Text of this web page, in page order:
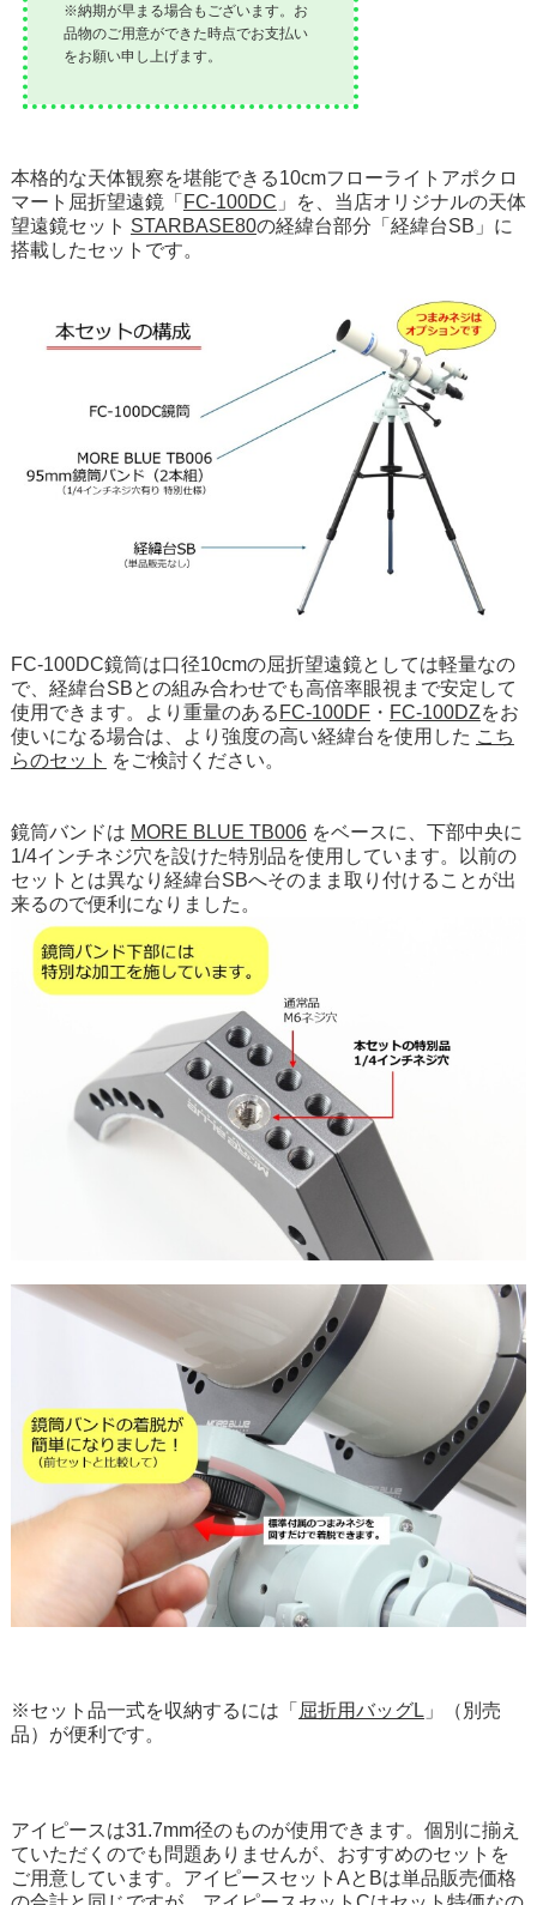
※納期が早まる場合もございます。お
品物のご用意ができた時点でお支払い
をお願い申し上げます。
本格的な天体観察を堪能できる10cmフローライトアポクロ
マート屈折望遠鏡「 FC-100DC 」を、当店オリジナルの天体
望遠鏡セット STARBASE80の経緯台部分「経緯台SB」に
搭載したセットです。
FC-100DC鏡筒は口径10cmの屈折望遠鏡としては軽量なの
で、経緯台SBとの組み合わせでも高倍率眼視まで安定して
使用できます。より重量のある FC-100DF・ FC-100DZをお
使いになる場合は、より強度の高い経緯台を使用した こち
らのセット をご検討ください。
鏡筒バンドは MORE BLUE TB006をベースに、下部中央に
1/4インチネジ穴を設けた特別品を使用しています。以前の
セットとは異なり経緯台SBへそのまま取り付けることが出
来るので便利になりました。
※セット品一式を収納するには「 屈折用バッグL 」（別売
品）が便利です。
アイピースは31.7mm径のものが使用できます。個別に揃え
ていただくのでも問題ありませんが、おすすめのセットを
ご用意しています。アイピースセットAとBは単品販売価格